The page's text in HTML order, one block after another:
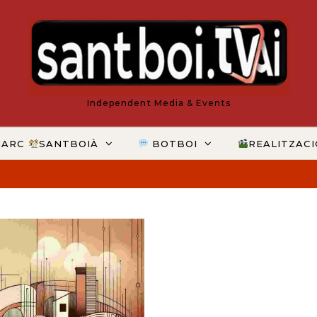
Independent Media & Events
SANTBOIÀ BOTBOI